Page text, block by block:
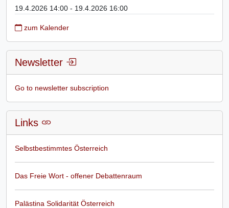
19.4.2026 14:00 - 19.4.2026 16:00
zum Kalender
Newsletter
Go to newsletter subscription
Links
Selbstbestimmtes Österreich
Das Freie Wort - offener Debattenraum
Palästina Solidarität Österreich